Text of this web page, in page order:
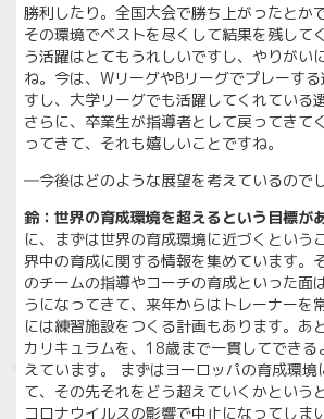
勝利したり。全国大会で勝ち上がったとか
その環境でベストを尽くして結果を残して
う活躍はとてもうれしいですし、やりがい
ね。今は、WリーグやBリーグでプレーす
すし、大学リーグでも活躍してくれている
さらに、卒業生が指導者として戻ってきて
ってきて、それも嬉しいことですね。
―今後はどのような展望を考えているのでし
鈴：世界の育成環境を超えるという目標が
に、まずは世界の育成環境に近づくという
界中の育成に関する情報を集めています。
のチームの指導やコーチの育成といった面
うになってきて、来年からはトレーナーを
には練習施設をつくる計画もあります。あ
カリキュラムを、18歳まで一貫してできる
えています。 まずはヨーロッパの育成環
て、その先それをどう超えていくかという
コロナウイルスの影響で中止になってしま